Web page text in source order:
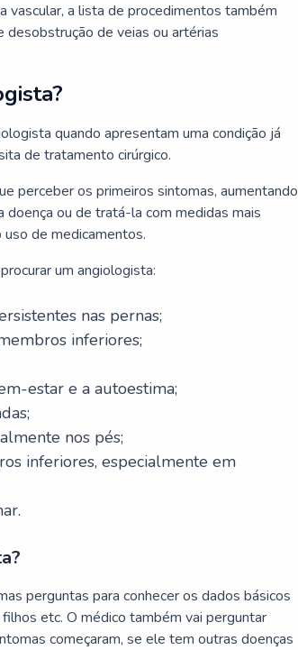
vascular, a lista de procedimentos também
desobstrução de veias ou artérias
quando apresentam uma condição já
de tratamento cirúrgico.
perceber os primeiros sintomas, aumentando
doença ou de tratá-la com medidas mais
de medicamentos.
um angiologista:
nas pernas;
inferiores;
estar e a autoestima;
nos pés;
inferiores, especialmente em
perguntas para conhecer os dados básicos
etc. O médico também vai perguntar
começaram, se ele tem outras doenças